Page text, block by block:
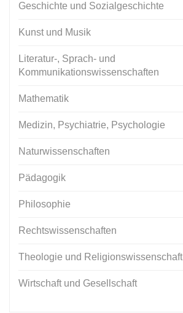
Geschichte und Sozialgeschichte
Kunst und Musik
Literatur-, Sprach- und
Kommunikationswissenschaften
Mathematik
Medizin, Psychiatrie, Psychologie
Naturwissenschaften
Pädagogik
Philosophie
Rechtswissenschaften
Theologie und Religionswissenschaft
Wirtschaft und Gesellschaft